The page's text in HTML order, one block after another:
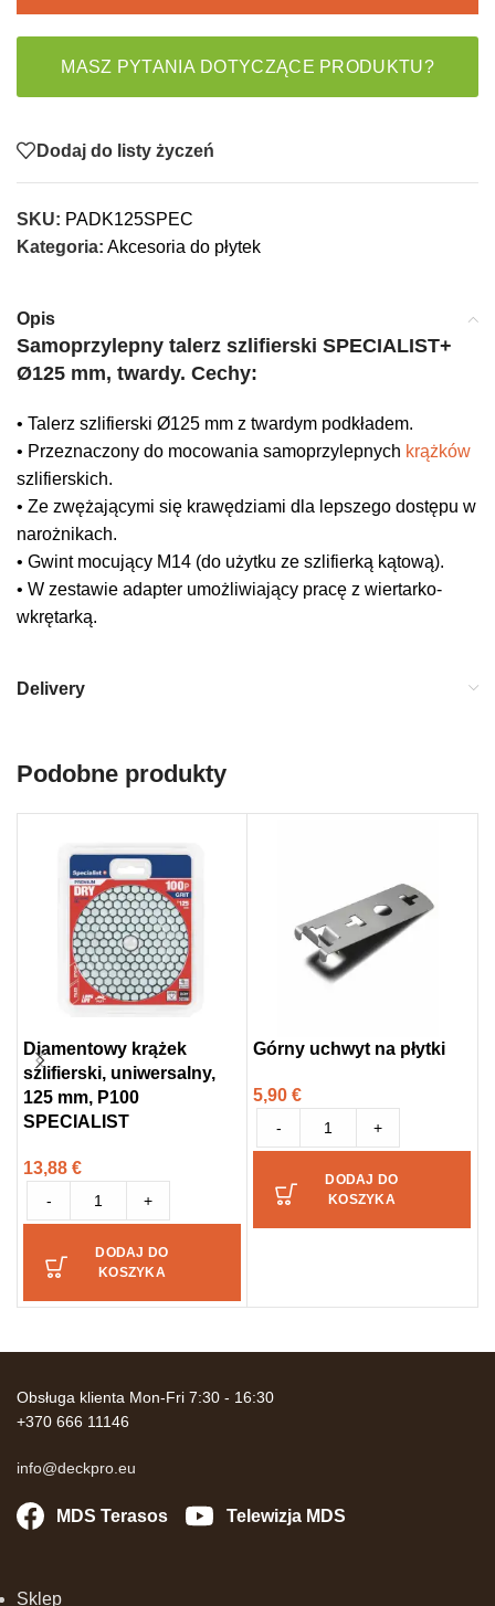
MASZ PYTANIA DOTYCZĄCE PRODUKTU?
Dodaj do listy życzeń
SKU: PADK125SPEC
Kategoria: Akcesoria do płytek
Opis
Samoprzylepny talerz szlifierski SPECIALIST+
Ø125 mm, twardy. Cechy:
• Talerz szlifierski Ø125 mm z twardym podkładem.
• Przeznaczony do mocowania samoprzylepnych krążków
szlifierskich.
• Ze zwężającymi się krawędziami dla lepszego dostępu w
narożnikach.
• Gwint mocujący M14 (do użytku ze szlifierką kątową).
• W zestawie adapter umożliwiający pracę z wiertarko-
wkrętarką.
Delivery
Podobne produkty
Diamentowy krążek
szlifierski, uniwersalny,
125 mm, P100
SPECIALIST
13,88 €
- +
DODAJ DO
KOSZYKA
Górny uchwyt na płytki
5,90 €
- +
DODAJ DO
KOSZYKA
Obsługa klienta Mon-Fri 7:30 - 16:30
+370 666 11146
info@deckpro.eu
MDS Terasos Telewizja MDS
Sklep